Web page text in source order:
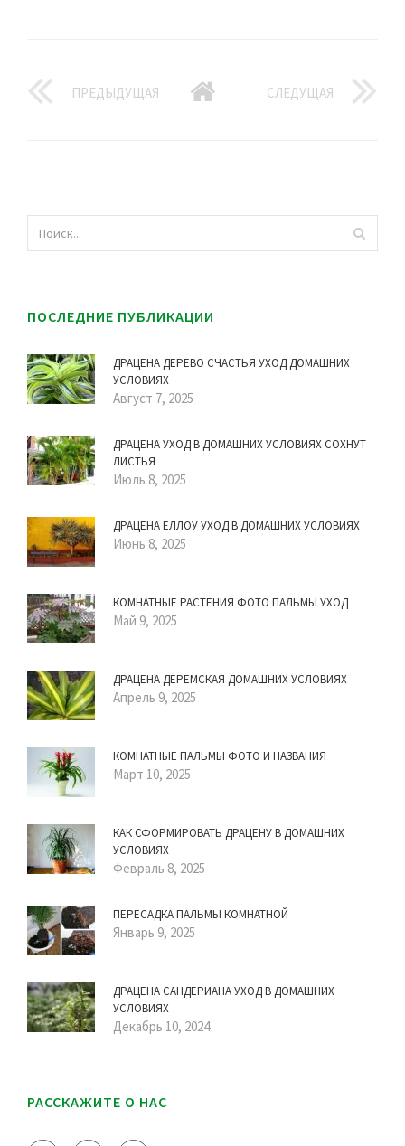
ПРЕДЫДУЩАЯ СЛЕДУЩАЯ
ПОСЛЕДНИЕ ПУБЛИКАЦИИ
ДРАЦЕНА ДЕРЕВО СЧАСТЬЯ УХОД ДОМАШНИХ
УСЛОВИЯХ
Август 7, 2025
ДРАЦЕНА УХОД В ДОМАШНИХ УСЛОВИЯХ СОХНУТ
ЛИСТЬЯ
Июль 8, 2025
ДРАЦЕНА ЕЛЛОУ УХОД В ДОМАШНИХ УСЛОВИЯХ
Июнь 8, 2025
КОМНАТНЫЕ РАСТЕНИЯ ФОТО ПАЛЬМЫ УХОД
Май 9, 2025
ДРАЦЕНА ДЕРЕМСКАЯ ДОМАШНИХ УСЛОВИЯХ
Апрель 9, 2025
КОМНАТНЫЕ ПАЛЬМЫ ФОТО И НАЗВАНИЯ
Март 10, 2025
КАК СФОРМИРОВАТЬ ДРАЦЕНУ В ДОМАШНИХ
УСЛОВИЯХ
Февраль 8, 2025
ПЕРЕСАДКА ПАЛЬМЫ КОМНАТНОЙ
Январь 9, 2025
ДРАЦЕНА САНДЕРИАНА УХОД В ДОМАШНИХ
УСЛОВИЯХ
Декабрь 10, 2024
РАССКАЖИТЕ О НАС